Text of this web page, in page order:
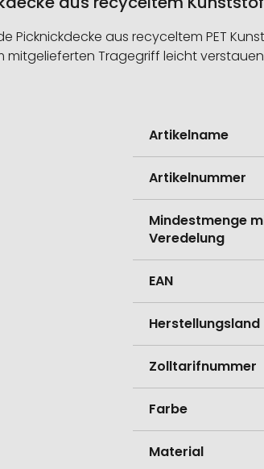
Picknickdecke aus recyceltem PET
mitgelieferten Tragegriff leicht
Informationen
Artikelname
Artikelnummer
Mindestmenge
Veredelung
EAN
Herstellungsland
Zolltarifnummer
Farbe
Material